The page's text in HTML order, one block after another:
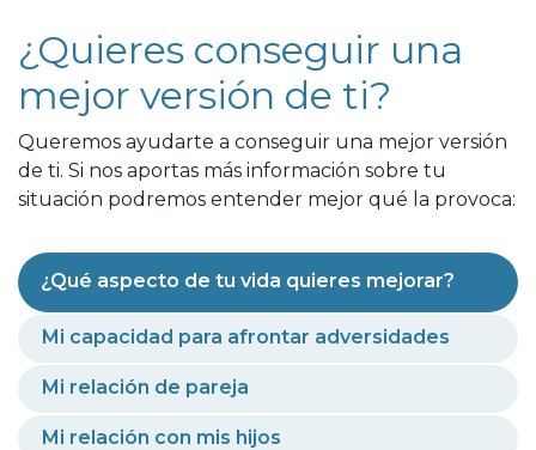
¿Quieres conseguir una
mejor versión de ti?
Queremos ayudarte a conseguir una mejor versión
de ti. Si nos aportas más información sobre tu
situación podremos entender mejor qué la provoca:
¿Qué aspecto de tu vida quieres mejorar?
Mi capacidad para afrontar adversidades
Mi relación de pareja
Mi relación con mis hijos